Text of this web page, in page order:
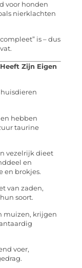
voor honden
nierklachten
is – dus
Zijn Eigen
hebben
taurine
vezelrijk dieet
en
en brokjes.
van zaden,
soort.
muizen, krijgen
voer,